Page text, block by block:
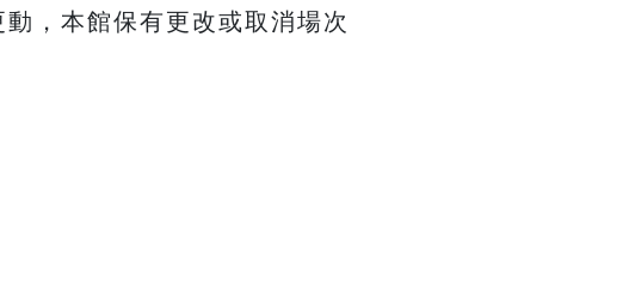
，本館保有更改或取消場次